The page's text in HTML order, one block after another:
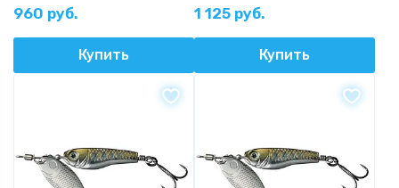
960 руб.
Купить
1 125 руб.
Купить